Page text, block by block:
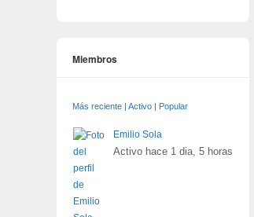
Miembros
Más reciente | Activo | Popular
Emilio Sola
Activo hace 1 dia, 5 horas